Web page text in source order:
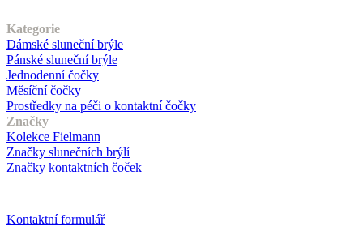
Kategorie
Dámské sluneční brýle
Pánské sluneční brýle
Jednodenní čočky
Měsíční čočky
Prostředky na péči o kontaktní čočky
Značky
Kolekce Fielmann
Značky slunečních brýlí
Značky kontaktních čoček
Kontaktní formulář